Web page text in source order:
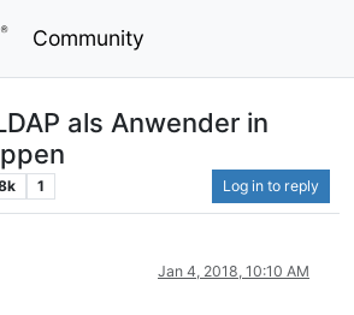
Community
als Anwender in
1 Log in to reply
Jan 4, 2018, 10:10 AM